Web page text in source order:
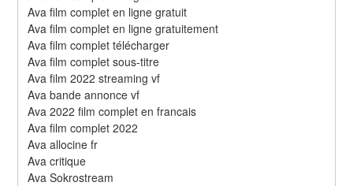
Ava film complet en ligne gratuit
Ava film complet en ligne gratuitement
Ava film complet télécharger
Ava film complet sous-titre
Ava film 2022 streaming vf
Ava bande annonce vf
Ava 2022 film complet en francais
Ava film complet 2022
Ava allocine fr
Ava critique
Ava Sokrostream